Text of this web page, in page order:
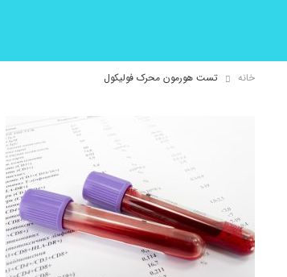
خانه تست هورمون محرک فولیکول